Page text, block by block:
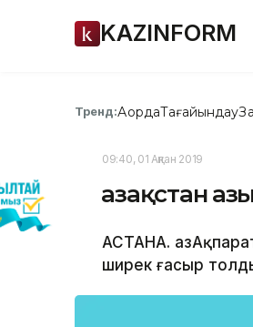
KAZINFORM
Тренд:АқордаТағайындау
09:40, 01 Ақпан 2019
Қазақстан
АСТАНА.
ширек ғасыр